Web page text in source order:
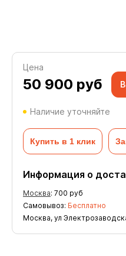
Цена
50 900 руб
Наличие уточняйте
Купить в 1 клик
Информация о
Москва: 700 руб
Самовывоз: Бесплатно
Москва, ул